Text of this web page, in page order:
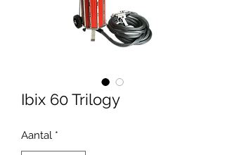
Ibix 60 Trilogy
Aantal *